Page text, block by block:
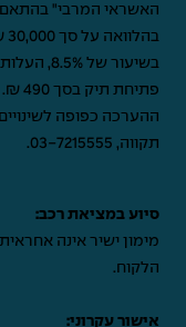
תקווה, 03-7215555
.
סיוע במציאת רכב:
מימון ישיר אינה
הלקוח.
אישור עקרוני: